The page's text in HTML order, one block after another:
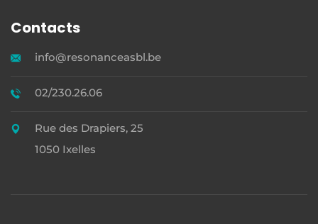
Contacts
info@resonanceasbl.be
02/230.26.06
Rue des Drapiers, 25
1050 Ixelles